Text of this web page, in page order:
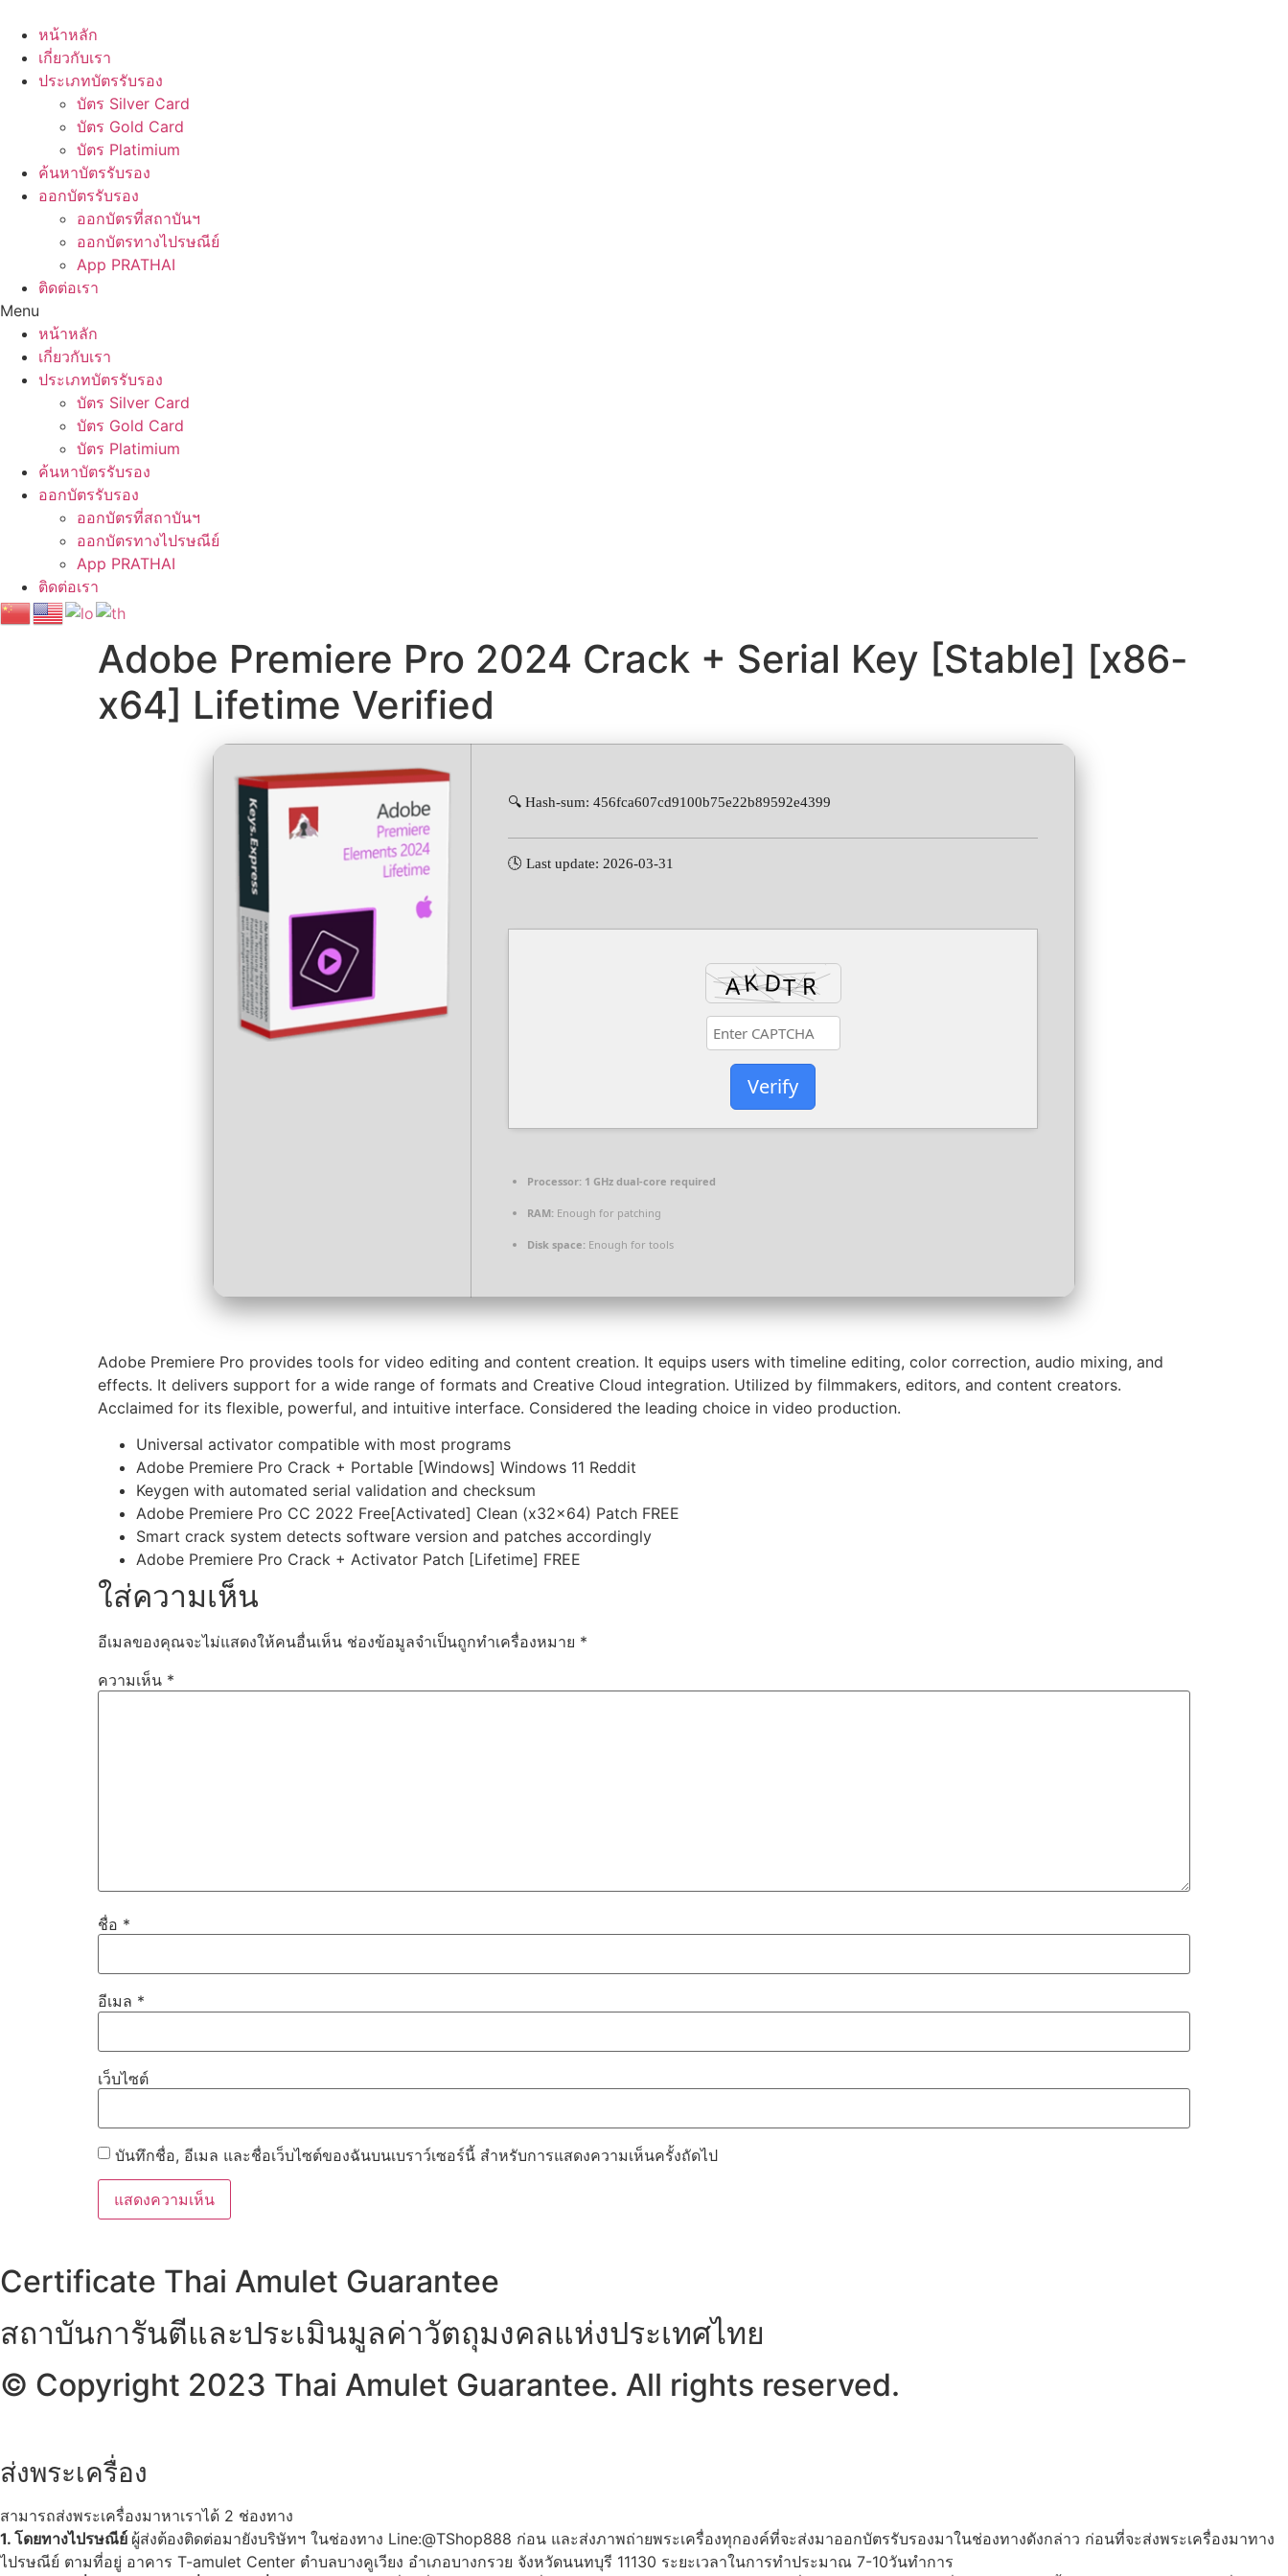
content
หน้าหลัก
เกี่ยวกับเรา
ประเภทบัตรรับรอง
บัตร Silver Card
บัตร Gold Card
บัตร Platimium
ค้นหาบัตรรับรอง
ออกบัตรรับรอง
ออกบัตรที่สถาบันฯ
ออกบัตรทางไปรษณีย์
App PRATHAI
ติดต่อเรา
Menu
หน้าหลัก
เกี่ยวกับเรา
ประเภทบัตรรับรอง
บัตร Silver Card
บัตร Gold Card
บัตร Platimium
ค้นหาบัตรรับรอง
ออกบัตรรับรอง
ออกบัตรที่สถาบันฯ
ออกบัตรทางไปรษณีย์
App PRATHAI
ติดต่อเรา
Adobe Premiere Pro 2024 Crack + Serial Key [Stable] [x86-
x64] Lifetime Verified
🔍 Hash-sum: 456fca607cd9100b75e22b89592e4399
🕓 Last update: 2026-03-31
Verify
Processor: 1 GHz dual-core required
RAM: Enough for patching
Disk space: Enough for tools
Adobe Premiere Pro provides tools for video editing and content creation. It equips users with timeline editing, color correction, audio mixing, and
effects. It delivers support for a wide range of formats and Creative Cloud integration. Utilized by filmmakers, editors, and content creators.
Acclaimed for its flexible, powerful, and intuitive interface. Considered the leading choice in video production.
Universal activator compatible with most programs
Adobe Premiere Pro Crack + Portable [Windows] Windows 11 Reddit
Keygen with automated serial validation and checksum
Adobe Premiere Pro CC 2022 Free[Activated] Clean (x32x64) Patch FREE
Smart crack system detects software version and patches accordingly
Adobe Premiere Pro Crack + Activator Patch [Lifetime] FREE
ใส่ความเห็น
อีเมลของคุณจะไม่แสดงให้คนอื่นเห็น ช่องข้อมูลจำเป็นถูกทำเครื่องหมาย *
ความเห็น *
ชื่อ *
อีเมล *
เว็บไซต์
บันทึกชื่อ, อีเมล และชื่อเว็บไซต์ของฉันบนเบราว์เซอร์นี้ สำหรับการแสดงความเห็นครั้งถัดไป
Certificate Thai Amulet Guarantee
สถาบันการันตีและประเมินมูลค่าวัตถุมงคลแห่งประเทศไทย
© Copyright 2023 Thai Amulet Guarantee. All rights reserved.
ส่งพระเครื่อง
สามารถส่งพระเครื่องมาหาเราได้ 2 ช่องทาง
1. โดยทางไปรษณีย์ ผู้ส่งต้องติดต่อมายังบริษัทฯ ในช่องทาง Line:@TShop888 ก่อน และส่งภาพถ่ายพระเครื่องทุกองค์ที่จะส่งมาออกบัตรรับรองมาในช่องทางดังกล่าว ก่อนที่จะส่งพระเครื่องมาทาง
ไปรษณีย์ ตามที่อยู่ อาคาร T-amulet Center ตำบลบางคูเวียง อำเภอบางกรวย จังหวัดนนทบุรี 11130 ระยะเวลาในการทำประมาณ 7-10วันทำการ